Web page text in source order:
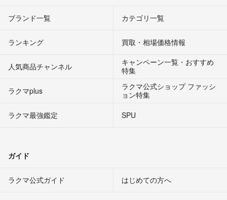
ブランド一覧 カテゴリ一覧
ランキング 買取・相場価格情報
人気商品チャンネル
キャンペーン一覧・おすすめ
特集
ラクマplus
ラクマ公式ショップ ファッシ
ョン特集
ラクマ最強鑑定
SPU
ガイド
ラクマ公式ガイド はじめての方へ